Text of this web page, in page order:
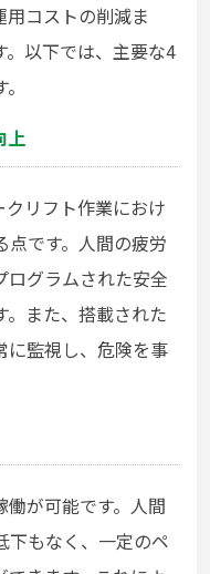
用コストの削減ま
。以下では、主要な4
上
リフト作業におけ
点です。人間の疲労
ログラムされた安全
。また、搭載された
に監視し、危険を事
働が可能です。人間
下もなく、一定のペ